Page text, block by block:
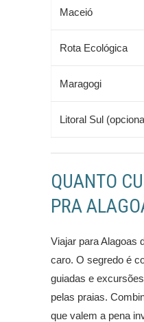
Maceió
Rota Ecológica
Maragogi
Litoral Sul
QUANTO
PRA
Viajar para Alagoas
caro. O segredo é
guiadas e
pelas praias.
que valem a pena